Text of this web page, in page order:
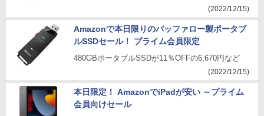
(2022/12/15)
Amazonで本日限りのバッファロー製ポータブ
ルSSDセール！ プライム会員限定
480GBポータブルSSDが11％OFFの6,670円など
(2022/12/15)
本日限定！ AmazonでiPadが安い ～プライム
会員向けセール